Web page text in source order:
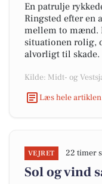
En patrulje
Ringsted efter en
mellem to mænd.
situationen rolig,
alvorligt til skade.
Kilde: Midt- og
Læs hele
VEJRET 22 timer
Sol og vind